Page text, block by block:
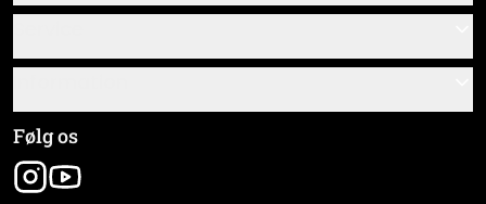
Om os
Monteringsvejledninger
Materialeoversigt
Pakkesporing
Almindelige forretningsbetingelser
Virksomhedsoplysninger
Følg os